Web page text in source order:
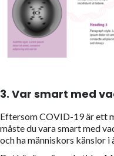
3. Var smart med
Eftersom COVID-19 är ett
måste du vara smart med
och ha människors känslor i